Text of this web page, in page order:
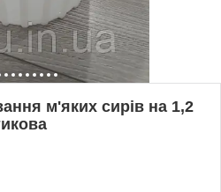
м'яких сирів на 1,2